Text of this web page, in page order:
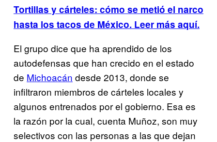
Tortillas y cárteles: cómo se metió el narco
hasta los tacos de México. Leer más aquí.
El grupo dice que ha aprendido de los
autodefensas que han crecido en el estado
de Michoacán desde 2013, donde se
infiltraron miembros de cárteles locales y
algunos entrenados por el gobierno. Esa es
la razón por la cual, cuenta Muñoz, son muy
selectivos con las personas a las que dejan